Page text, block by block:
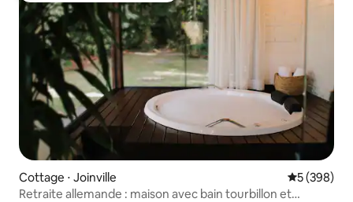
Cottage ⋅ Joinville Évaluation
5 (398)
Retraite allemande : maison avec bain tourbillon et